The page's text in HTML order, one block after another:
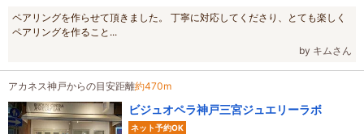
ペアリングを作らせて頂きました。 丁寧に対応してくださり、とても楽しく
ペアリングを作ること...
by キムさん
アカネス神戸からの目安距離約470m
ビジュオペラ神戸三宮ジュエリーラボ
ネット予約OK